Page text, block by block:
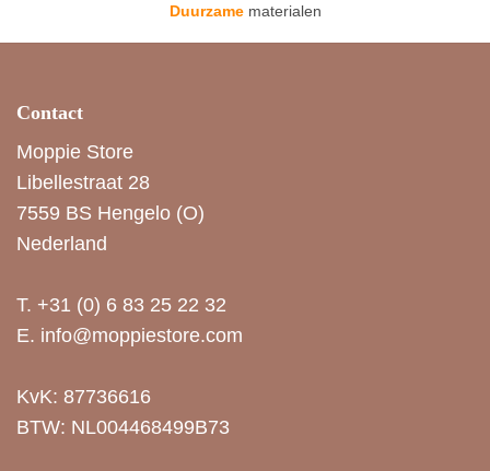
Duurzamematerialen
Contact
Moppie Store
Libellestraat 28
7559 BS Hengelo (O)
Nederland
T. +31 (0) 6 83 25 22 32
E. info@moppiestore.com
KvK: 87736616
BTW: NL004468499B73